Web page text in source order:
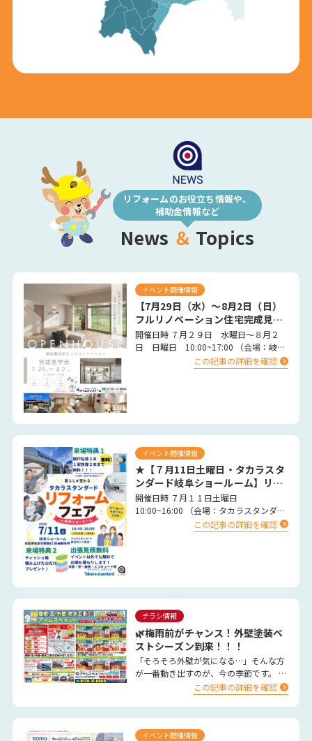
リフォームのお役立ち情報や、
補助金情報など
News ＆ Topics
イベント開催情報
【7月29日（水）～8月2日（日）
フルリノベーション住宅完成見学
会の開催】
開催日時 ７月２９日 水曜日～８月２
日 日曜日 10:00~17:00 （会場：岐阜
県大垣市） 完全予約制 …
この記事の詳細を確認
イベント開催情報
★【７月11日土曜日・タカラスタ
ンダード岐阜ショールーム】リフ
ォーム大特価 イベント開催決定
★
開催日時 ７月１１日土曜日
10:00~16:00 （会場：タカラスタンダー
ド岐阜ショールーム） …
この記事の詳細を確認
チラシ情報
🌿梅雨前がチャンス！外壁塗装ベ
ストシーズン到来！！！
「そろそろ外壁が気になる…」そんな方
が一番動き出すのが、今の季節です。 春
は気温や湿度が安定し、塗料がしっかり
乾燥するため、外壁塗装…
この記事の詳細を確認
イベント開催情報